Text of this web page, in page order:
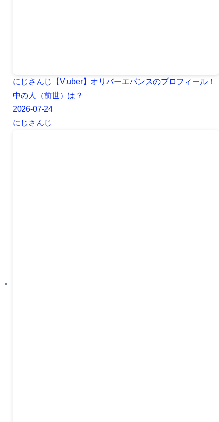
にじさんじ【Vtuber】オリバーエバンスのプロフィール！
中の人（前世）は？
2026-07-24
にじさんじ